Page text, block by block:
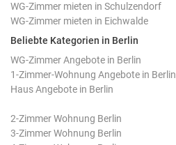
WG-Zimmer mieten in Schulzendorf
WG-Zimmer mieten in Eichwalde
Beliebte Kategorien in Berlin
WG-Zimmer Angebote in Berlin
1-Zimmer-Wohnung Angebote in Berlin
Haus Angebote in Berlin
2-Zimmer Wohnung Berlin
3-Zimmer Wohnung Berlin